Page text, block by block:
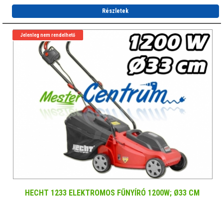
Részletek
Jelenleg nem rendelhető
HECHT 1233 ELEKTROMOS FŰNYÍRÓ 1200W; Ø33 CM